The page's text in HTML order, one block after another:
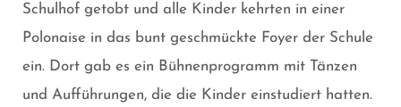
Schulhof getobt und alle Kinder kehrten in einer
Polonaise in das bunt geschmückte Foyer der Schule
ein. Dort gab es ein Bühnenprogramm mit Tänzen
und Aufführungen, die die Kinder einstudiert hatten.